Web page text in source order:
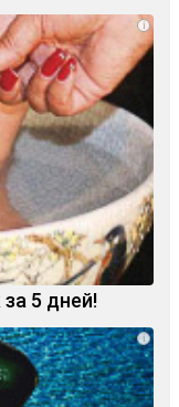
i
5 дней!
i